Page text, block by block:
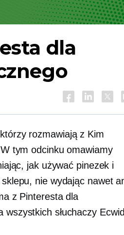
dla
rozmawiają z Kim
tym odcinku omawiamy
jak używać pinezek i
nie wydając nawet
z Pinteresta dla
słuchaczy